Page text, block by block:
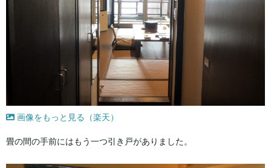
画像をもっと見る（楽天）
畳の間の手前にはもう一つ引き戸がありました。